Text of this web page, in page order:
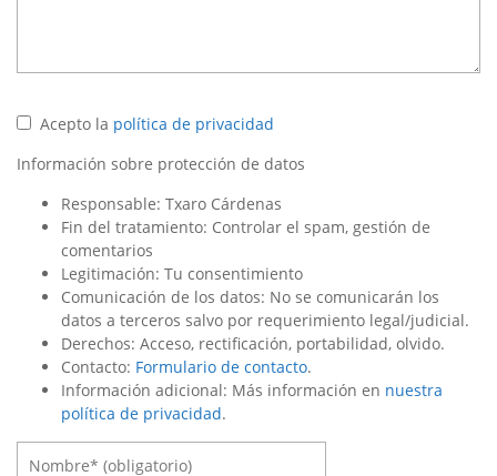
Acepto la política de privacidad
Información sobre protección de datos
Responsable: Txaro Cárdenas
Fin del tratamiento: Controlar el spam, gestión de
comentarios
Legitimación: Tu consentimiento
Comunicación de los datos: No se comunicarán los
datos a terceros salvo por requerimiento legal/judicial.
Derechos: Acceso, rectificación, portabilidad, olvido.
Contacto: Formulario de contacto.
Información adicional: Más información en nuestra
política de privacidad.